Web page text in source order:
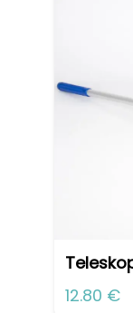
12.80 €